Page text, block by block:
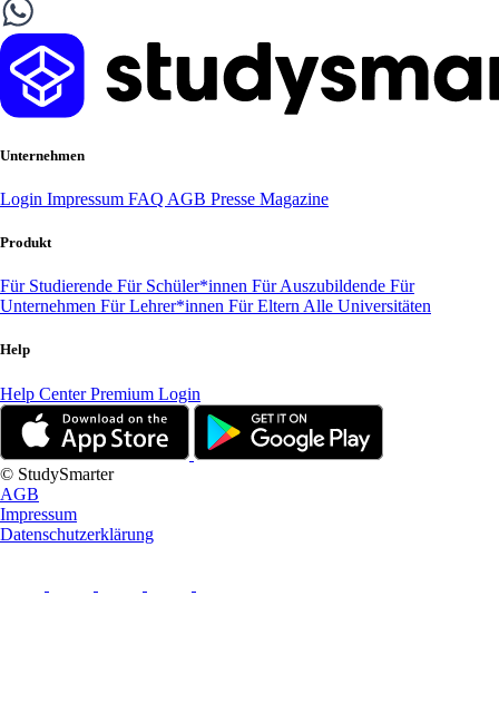
Unternehmen
Login Impressum FAQ AGB Presse Magazine
Produkt
Für Studierende Für Schüler*innen Für Auszubildende Für
Unternehmen Für Lehrer*innen Für Eltern Alle Universitäten
Help
Help CenterPremium Login
© StudySmarter
AGB
Impressum
Datenschutzerklärung